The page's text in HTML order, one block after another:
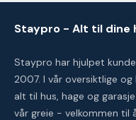
Staypro - Alt til dine
Staypro har hjulpet
2007. I vår oversiktlige
alt til hus, hage og
vår greie - velkommen til